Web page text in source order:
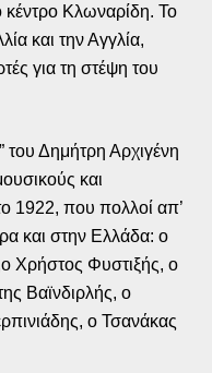
κέντρο Κλωναρίδη. Το
και την Αγγλία,
για τη στέψη του
του Δημήτρη Αρχιγένη
και
1922, που πολλοί απ’
και στην Ελλάδα: ο
Χρήστος Φυστιξής, ο
Βαϊνδιρλής, ο
ο Τσανάκας